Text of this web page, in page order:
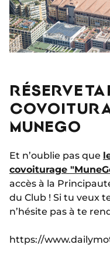
RÉSERVE TA
MUNEGO
Et n’oublie pas que
covoiturage
accès à la
du Club ! Si tu veux
n’hésite pas à te
https://